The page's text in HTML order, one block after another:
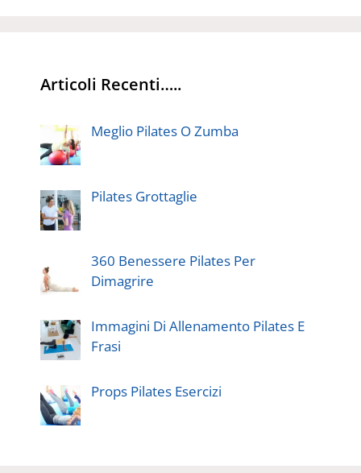
Articoli Recenti…..
Meglio Pilates O Zumba
Pilates Grottaglie
360 Benessere Pilates Per
Dimagrire
Immagini Di Allenamento Pilates E
Frasi
Props Pilates Esercizi